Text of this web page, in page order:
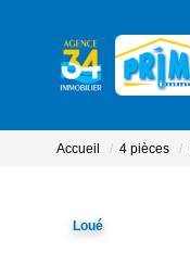
Accueil 4 pièces
Loué